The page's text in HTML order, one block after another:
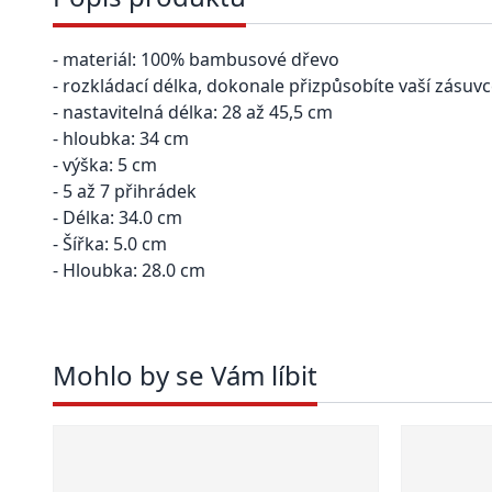
- materiál: 100% bambusové dřevo
- rozkládací délka, dokonale přizpůsobíte vaší
- nastavitelná délka: 28 až 45,5 cm
- hloubka: 34 cm
- výška: 5 cm
- 5 až 7 přihrádek
- Délka: 34.0 cm
- Šířka: 5.0 cm
- Hloubka: 28.0 cm
Mohlo by se Vám líbit